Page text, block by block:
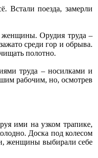
Встали поезда, замерли
женщины. Орудия труда –
среди гор и обрыва.
полотно.
труда – носилками и
рабочим, но, осмотрев
ими на узком трапике,
Доска под колесом
женщины выбирали себе